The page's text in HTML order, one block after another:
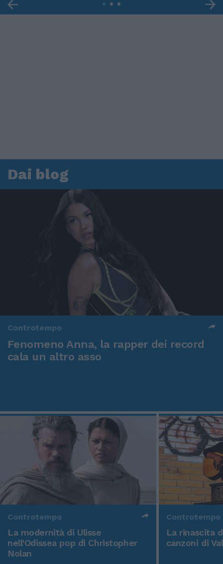
Dai blog
Controtempo
Fenomeno Anna, la rapper dei record
cala un altro asso
Controtempo
La modernità di Ulisse
nell'Odissea pop di Christopher
Nolan
Controtempo
La rinascita
canzoni di